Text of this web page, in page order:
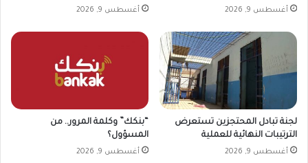
أغسطس 9, 2026 أغسطس 9, 2026
لجنة تبادل المحتجزين تستعرض
الترتيبات النهائية للعملية
أغسطس 9, 2026
“بنكك” وكلمة المرور.. من
المسؤول؟
أغسطس 9, 2026